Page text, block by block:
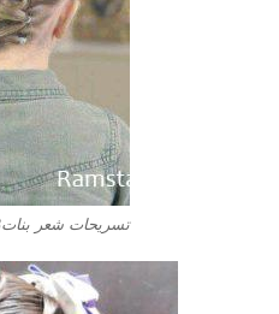
تسريحات شعر بنات13